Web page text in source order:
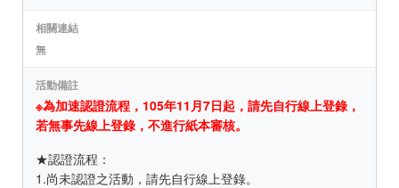
相關連結
無
活動備註
※為加速認證流程，105年11月7日起，請先自行線上登錄，
若無事先線上登錄，不進行紙本審核。
★認證流程：
1.尚未認證之活動，請先自行線上登錄。